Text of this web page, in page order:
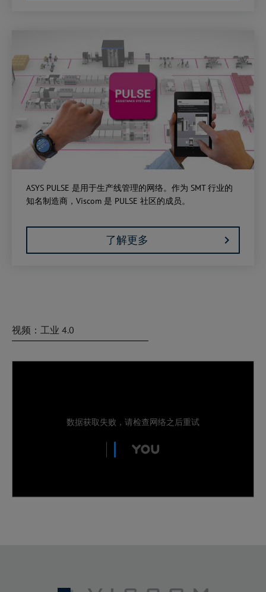
ASYS PULSE 是用于生产线管理的网络。作为 SMT 行业的
知名制造商，Viscom 是 PULSE 社区的成员。
了解更多
视频：工业 4.0